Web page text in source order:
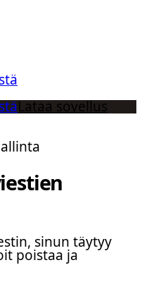
Lataa sovellus
sinun täytyy
poistaa ja